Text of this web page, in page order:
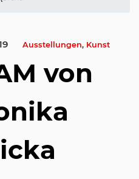
Ausstellungen, Kunst
von